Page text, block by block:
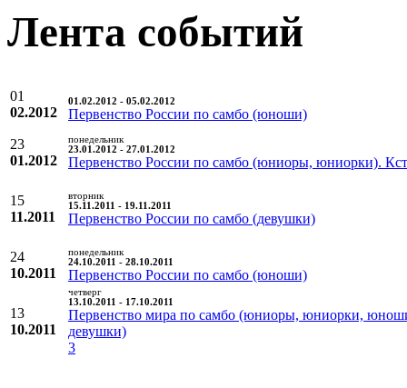
Лента событий
01
02.2012
01.02.2012 - 05.02.2012
Первенство России по самбо (юноши)
23
01.2012
понедельник
23.01.2012 - 27.01.2012
Первенство России по самбо (юниоры, юниорки).
15
11.2011
вторник
15.11.2011 - 19.11.2011
Первенство России по самбо (девушки)
24
10.2011
понедельник
24.10.2011 - 28.10.2011
Первенство России по самбо (юноши)
13
10.2011
четверг
13.10.2011 - 17.10.2011
Первенство мира по самбо (юниоры, юниорки,
девушки)
3